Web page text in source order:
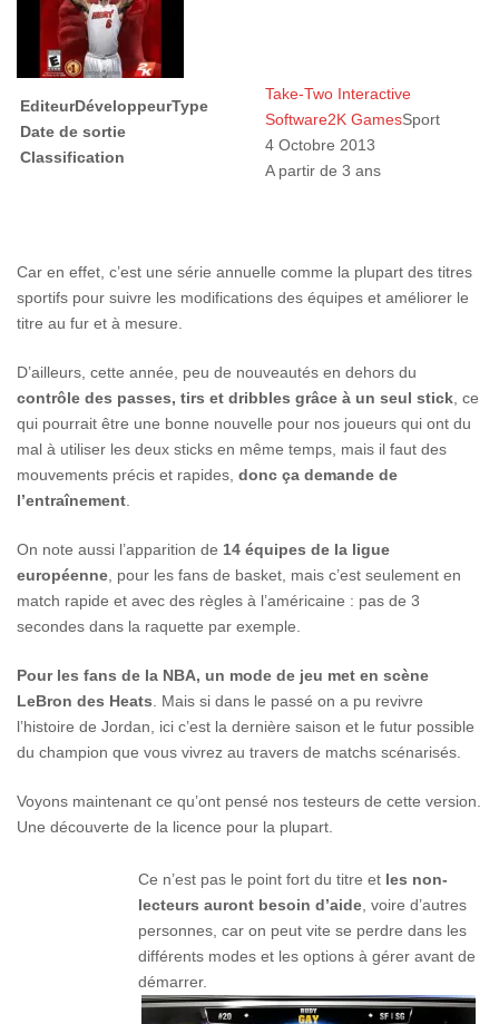
EditeurDéveloppeurType
Date de sortie
Classification
Take-Two Interactive
Software2K GamesSport
4 Octobre 2013
A partir de 3 ans
Car en effet, c’est une série annuelle comme la plupart des titres
sportifs pour suivre les modifications des équipes et améliorer le
titre au fur et à mesure.
D’ailleurs, cette année, peu de nouveautés en dehors du
contrôle des passes, tirs et dribbles grâce à un seul stick , ce
qui pourrait être une bonne nouvelle pour nos joueurs qui ont du
mal à utiliser les deux sticks en même temps, mais il faut des
mouvements précis et rapides, donc ça demande de
l’entraînement
On note aussi l’apparition de 14 équipes de la ligue
européenne , pour les fans de basket, mais c’est seulement en
match rapide et avec des règles à l’américaine : pas de 3
secondes dans la raquette par exemple.
Pour les fans de la NBA, un mode de jeu met en scène
LeBron des Heats . Mais si dans le passé on a pu revivre
l’histoire de Jordan, ici c’est la dernière saison et le futur possible
du champion que vous vivrez au travers de matchs scénarisés.
Voyons maintenant ce qu’ont pensé nos testeurs de cette version.
Une découverte de la licence pour la plupart.
Ce n’est pas le point fort du titre et les non-
lecteurs auront besoin d’aide , voire d’autres
personnes, car on peut vite se perdre dans les
différents modes et les options à gérer avant de
démarrer.